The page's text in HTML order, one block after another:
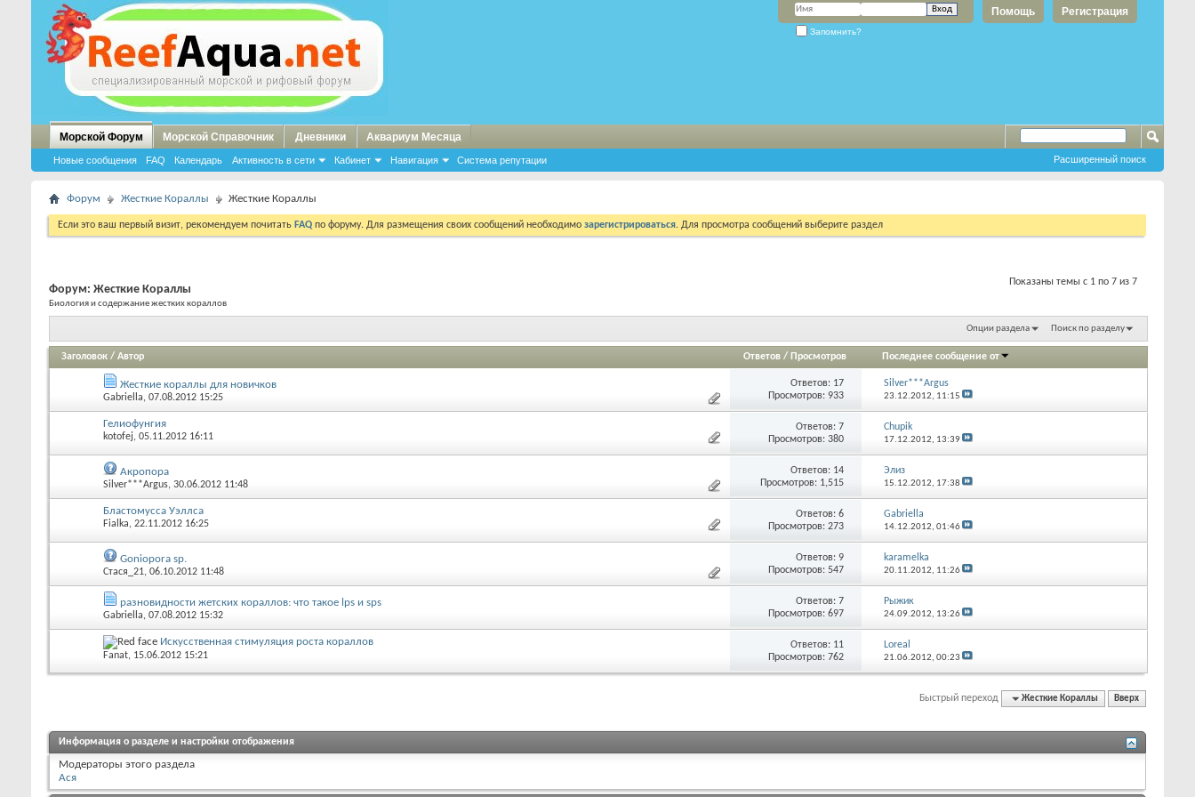
Регистрация
Помощь
Запомнить?
Морской Форум
Новые сообщения FAQ Календарь Активность в сети Кабинет Навигация Система репутации
Морской Справочник Дневники Аквариум Месяца
Расширенный поиск
Форум Жесткие Кораллы Жесткие Кораллы
Если это ваш первый визит, рекомендуем почитать FAQ по форуму. Для размещения своих сообщений необходимо зарегистрироваться. Для просмотра сообщений выберите раздел
Показаны темы с 1 по 7 из 7
Форум: Жесткие Кораллы
Биология и содержание жестких кораллов
Опции раздела Поиск по разделу
Заголовок / Автор Ответов / Просмотров Последнее сообщение от
Жесткие кораллы для новичков
Gabriella, 07.08.2012 15:25
Ответов: 17
Просмотров: 933
Silver***Argus
23.12.2012, 11:15
Гелиофунгия
kotofej, 05.11.2012 16:11
Ответов:7
Просмотров: 380
Chupik
17.12.2012, 13:39
Акропора
Silver***Argus, 30.06.2012 11:48
Ответов: 14
Просмотров: 1,515
Элиз
15.12.2012, 17:38
Бластомусса Уэллса
Fialka, 22.11.2012 16:25
Ответов:6
Просмотров: 273
Gabriella
14.12.2012, 01:46
Goniopora sp.
Стася_21, 06.10.2012 11:48
Ответов:9
Просмотров: 547
karamelka
20.11.2012, 11:26
разновидности жетских кораллов: что такое lps и sps
Gabriella, 07.08.2012 15:32
Ответов:7
Просмотров: 697
Рыжик
24.09.2012, 13:26
Искусственная стимуляция роста кораллов
Fanat, 15.06.2012 15:21
Ответов: 11
Просмотров: 762
Loreal
21.06.2012, 00:23
Быстрый переход Жесткие Кораллы Вверх
Информация о разделе и настройки отображения
Модераторы этого раздела
Ася